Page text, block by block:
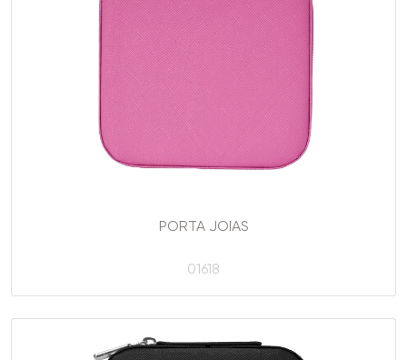
PORTA JOIAS
01618